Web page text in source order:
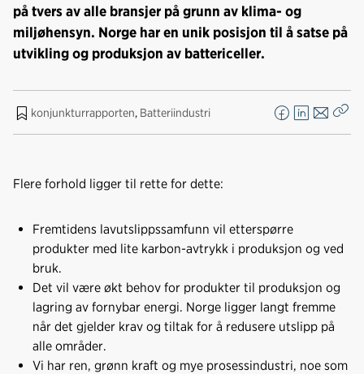
på tvers av alle bransjer på grunn av klima- og
miljøhensyn. Norge har en unik posisjon til å satse på
utvikling og produksjon av battericeller.
konjunkturrapporten, Batteriindustri
F
a
o
k
L
i
I
n
E
-
Flere forhold ligger til rette for dette:
Fremtidens lavutslippssamfunn vil etterspørre
produkter med lite karbon-avtrykk i produksjon og ved
bruk.
Det vil være økt behov for produkter til produksjon og
lagring av fornybar energi. Norge ligger langt fremme
når det gjelder krav og tiltak for å redusere utslipp på
alle områder.
Vi har ren, grønn kraft og mye prosessindustri, noe som